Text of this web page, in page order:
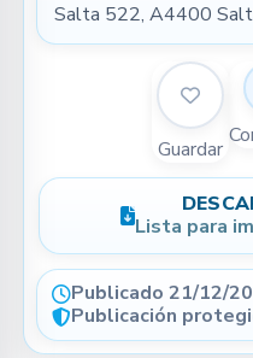
Salta 522, A4400
Guardar
Lista para
Publicado 21/12/
Publicación